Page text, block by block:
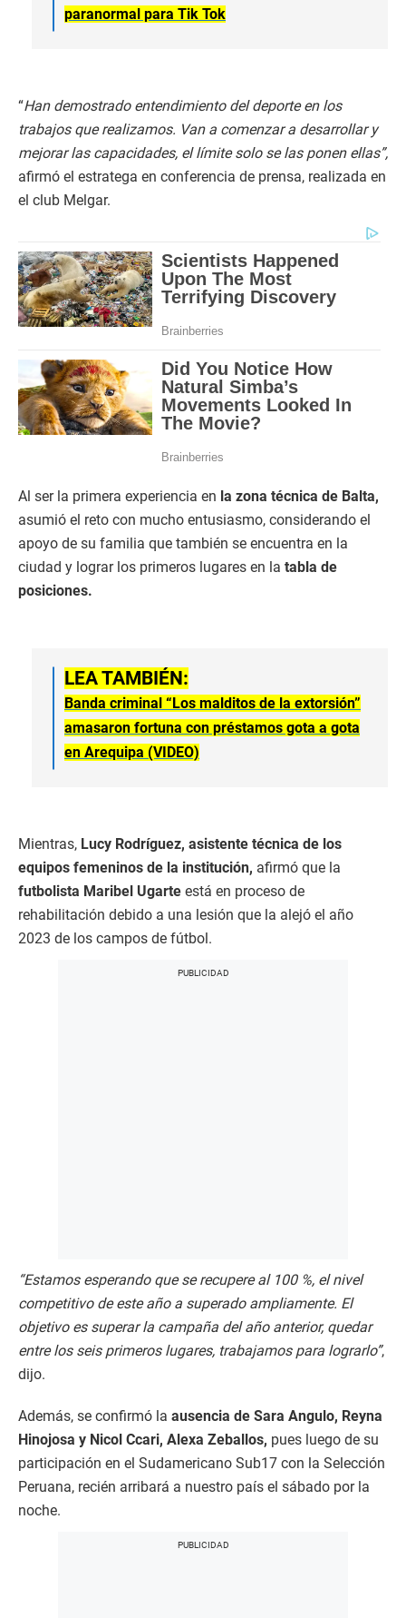
paranormal para Tik Tok
“Han demostrado entendimiento del deporte en los
trabajos que realizamos. Van a comenzar a desarrollar y
mejorar las capacidades, el límite solo se las ponen ellas”,
afirmó el estratega en conferencia de prensa, realizada en
el club Melgar.
Al ser la primera experiencia en la zona técnica de Balta,
asumió el reto con mucho entusiasmo, considerando el
apoyo de su familia que también se encuentra en la
ciudad y lograr los primeros lugares en la tabla de
posiciones.
LEA TAMBIÉN:
Banda criminal “Los malditos de la extorsión”
amasaron fortuna con préstamos gota a gota
en Arequipa (VIDEO)
Mientras, Lucy Rodríguez, asistente técnica de los
equipos femeninos de la institución, afirmó que la
futbolista Maribel Ugarte está en proceso de
rehabilitación debido a una lesión que la alejó el año
2023 de los campos de fútbol.
“Estamos esperando que se recupere al 100 %, el nivel
competitivo de este año a superado ampliamente. El
objetivo es superar la campaña del año anterior, quedar
entre los seis primeros lugares, trabajamos para lograrlo”,
dijo.
Además, se confirmó la ausencia de Sara Angulo, Reyna
Hinojosa y Nicol Ccari, Alexa Zeballos, pues luego de su
participación en el Sudamericano Sub17 con la Selección
Peruana, recién arribará a nuestro país el sábado por la
noche.